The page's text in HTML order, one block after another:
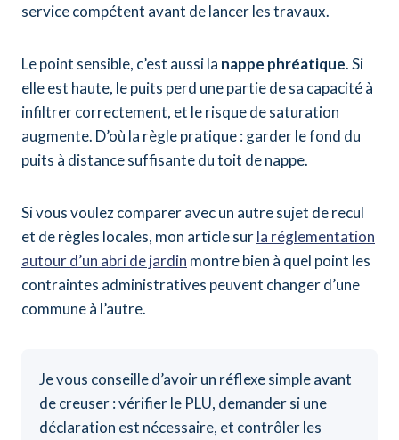
service compétent avant de lancer les travaux.
Le point sensible, c’est aussi la nappe phréatique. Si
elle est haute, le puits perd une partie de sa capacité à
infiltrer correctement, et le risque de saturation
augmente. D’où la règle pratique : garder le fond du
puits à distance suffisante du toit de nappe.
Si vous voulez comparer avec un autre sujet de recul
et de règles locales, mon article surla réglementation
autour d’un abri de jardin montre bien à quel point les
contraintes administratives peuvent changer d’une
commune à l’autre.
Je vous conseille d’avoir un réflexe simple avant
de creuser : vérifier le PLU, demander si une
déclaration est nécessaire, et contrôler les